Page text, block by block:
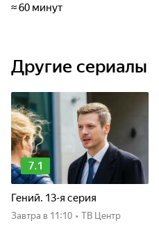
≈ 60 минут
Другие сериалы
7.1
Гений. 13-я серия
Завтра в 11:10 • ТВ Центр